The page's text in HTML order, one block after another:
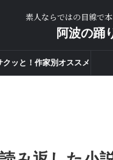
素人ならではの目線で
阿波の踊
クッと！作家別オススメ